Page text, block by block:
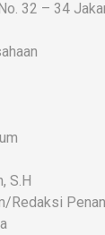
32 – 34
S.H
Redaksi